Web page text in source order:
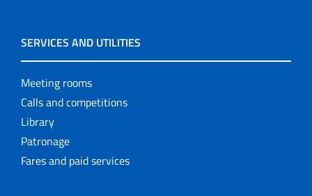
SERVICES AND UTILITIES
Meeting rooms
Calls and competitions
Library
Patronage
Fares and paid services